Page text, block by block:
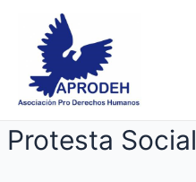
content
Protesta Social